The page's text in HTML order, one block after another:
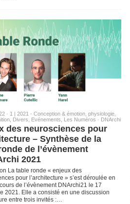
· 1 | 2021 - Conception & émotion, physiologie,
Divers Evénements Les Numéros · DNArchi
des neurosciences pour
– Synthèse de la
de l’évènement
2021
La table ronde « enjeux des
pour l’architecture » s’est déroulée en
de l’évènement DNArchi21 le 17
2021. Elle a consisté en une discussion
entre trois invités :…